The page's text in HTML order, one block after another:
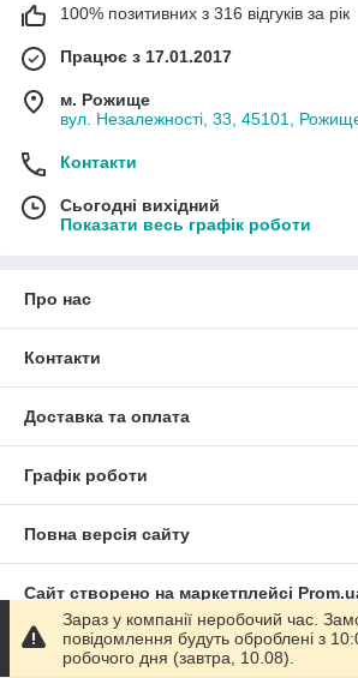
100% позитивних з 316 відгуків за рік
Працює з 17.01.2017
м. Рожище
вул. Незалежності, 33, 45101,
Контакти
Сьогодні вихідний
Показати весь графік роботи
Про нас
Контакти
Доставка та оплата
Графік роботи
Повна версія сайту
Сайт створено на маркетплейсі
Політика конфіденційності
Зараз у компанії неробочий час.
повідомлення будуть оброблені з
робочого дня (завтра, 10.08).